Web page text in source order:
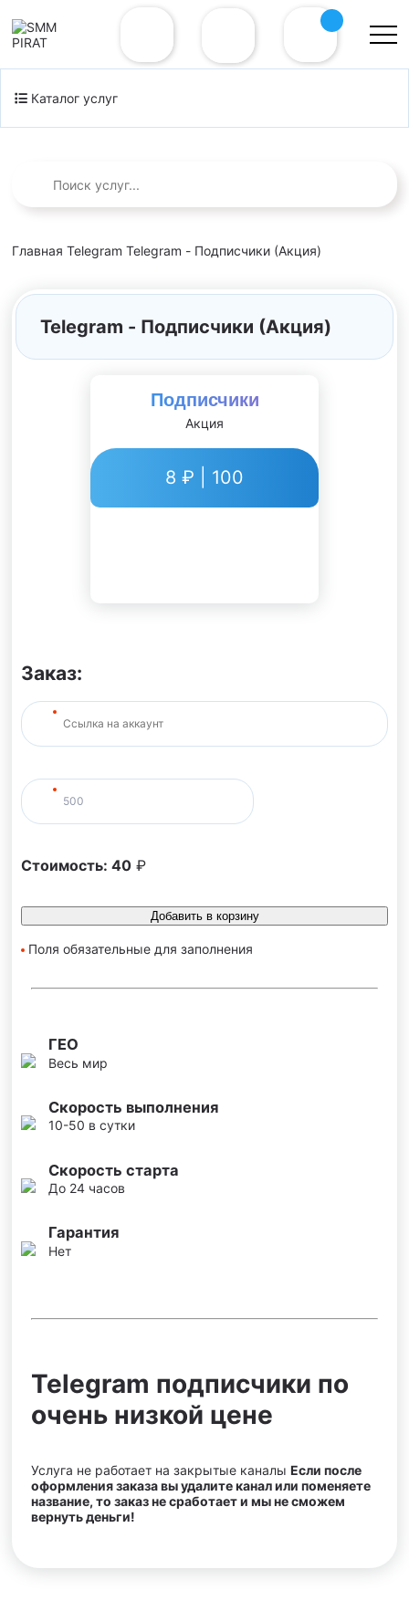
Каталог услуг
Главная Telegram Telegram - Подписчики (Акция)
Telegram - Подписчики (Акция)
Подписчики
Акция
8 ₽ | 100
Заказ:
Стоимость: 40 ₽
Добавить в корзину
Поля обязательные для заполнения
ГЕО
Весь мир
Скорость выполнения
10-50 в сутки
Скорость старта
До 24 часов
Гарантия
Нет
Telegram подписчики по
очень низкой цене
Услуга не работает на закрытые каналыЕсли после
оформления заказа вы удалите канал или поменяете
название, то заказ не сработает и мы не сможем
вернуть деньги!